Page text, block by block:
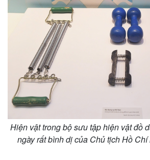
Hiện vật trong bộ sưu tập hiện vật đồ
ngày rất bình dị của Chủ tịch Hồ